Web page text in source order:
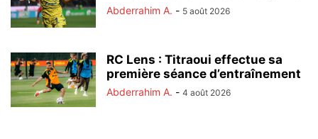
Abderrahim A. - 5 août 2026
RC Lens : Titraoui effectue sa
première séance d’entraînement
Abderrahim A. - 4 août 2026